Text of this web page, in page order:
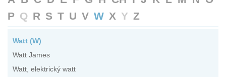
P Q R S T U V W X Y Z
Watt (W)
Watt James
Watt, elektrický watt